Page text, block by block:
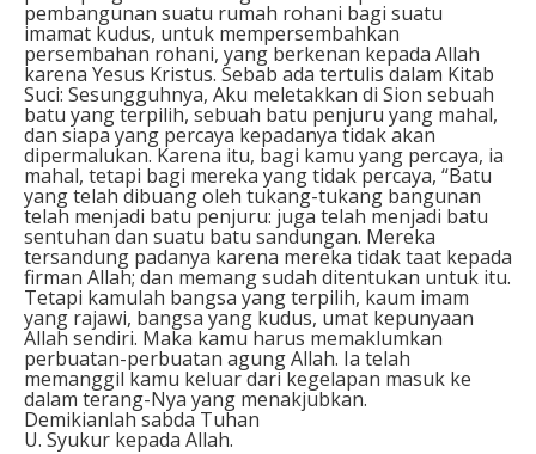
pembangunan suatu rumah rohani bagi suatu
imamat kudus, untuk mempersembahkan
persembahan rohani, yang berkenan kepada Allah
karena Yesus Kristus. Sebab ada tertulis dalam Kitab
Suci: Sesungguhnya, Aku meletakkan di Sion sebuah
batu yang terpilih, sebuah batu penjuru yang mahal,
dan siapa yang percaya kepadanya tidak akan
dipermalukan. Karena itu, bagi kamu yang percaya, ia
mahal, tetapi bagi mereka yang tidak percaya, “Batu
yang telah dibuang oleh tukang-tukang bangunan
telah menjadi batu penjuru: juga telah menjadi batu
sentuhan dan suatu batu sandungan. Mereka
tersandung padanya karena mereka tidak taat kepada
firman Allah; dan memang sudah ditentukan untuk itu.
Tetapi kamulah bangsa yang terpilih, kaum imam
yang rajawi, bangsa yang kudus, umat kepunyaan
Allah sendiri. Maka kamu harus memaklumkan
perbuatan-perbuatan agung Allah. Ia telah
memanggil kamu keluar dari kegelapan masuk ke
dalam terang-Nya yang menakjubkan.
Demikianlah sabda Tuhan
U. Syukur kepada Allah.